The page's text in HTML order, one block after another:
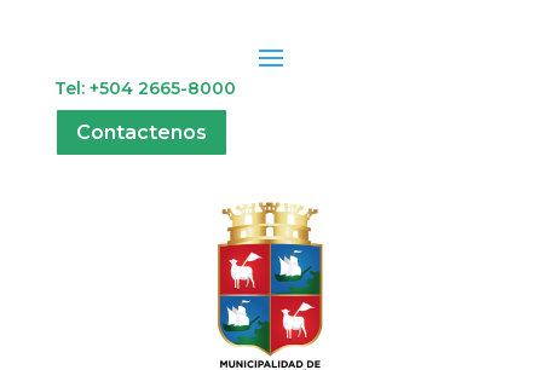
Tel: +504 2665-8000
Contactenos